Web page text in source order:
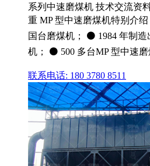
系列中速磨煤机 技术交流资
重 MP 型中速磨煤机特别介
国台磨煤机； ⚫ 1984 年制
机； ⚫ 500 多台MP 型中速
联系电话: 180 3780 8511